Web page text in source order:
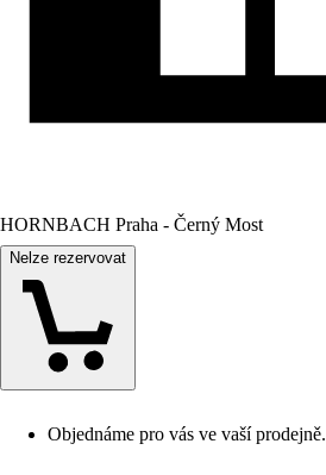
HORNBACH Praha - Černý Most
Nelze rezervovat
Objednáme pro vás ve vaší prodejně.